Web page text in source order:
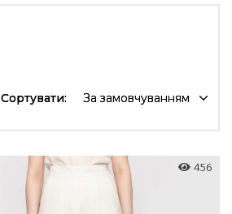
Сортувати: За замовчуванням
456